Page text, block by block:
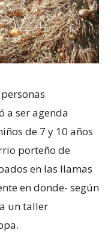
a ser agenda
de 7 y 10 años
porteño de
en las llamas
en donde- según
un taller